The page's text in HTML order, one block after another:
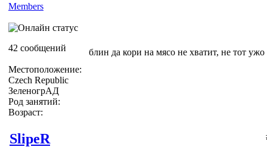
Members
42 сообщений
Местоположение:
Czech Republic
ЗеленогрАД
Род занятий:
Возраст:
блин да кори на мясо не хватит, не тот ужо
SlipeR